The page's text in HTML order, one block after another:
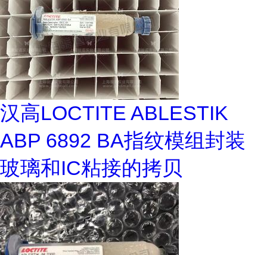
汉高LOCTITE ABLESTIK
ABP 6892 BA指纹模组封装
玻璃和IC粘接的拷贝